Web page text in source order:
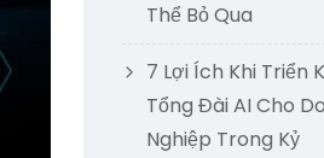
Thể Bỏ Qua
7 Lợi Ích Khi Triển
Tổng Đài AI Cho
Nghiệp Trong Kỷ